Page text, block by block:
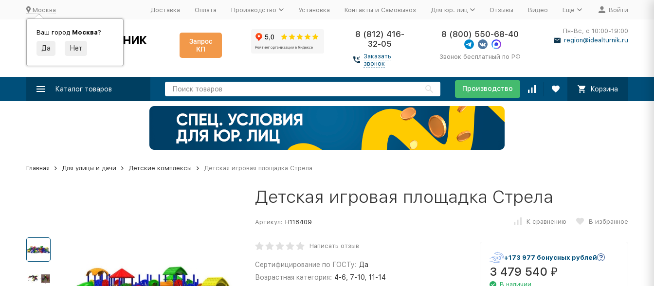
Москва
Ваш город Москва?
Доставка Оплата Производство Установка Контакты и Самовывоз Для юр. лиц Отзывы Видео Ещё Войти
ИДЕАЛЬНЫЙ ТУРНИК
Производство и поставка спортивного оборудования
Запрос
КП
8 (812) 416-
32-05
Заказать
звонок
8 (800) 550-68-40
Звонок бесплатный по РФ
Пн-Вс, с 10:00-19:00
region@idealturnik.ru
Каталог товаров Производство Корзина
Главная Для улицы и дачи Детские комплексы Детская игровая площадка Стрела
Детская игровая площадка Стрела
Артикул: Н118409 К сравнению В избранное
Написать отзыв
Сертифицирование по ГОСТу: Да
Возрастная категория: 4-6, 7-10, 11-14
+173 977 бонусных рублей
3 479 540 ₽
В наличии